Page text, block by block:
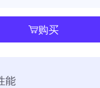
购买
能